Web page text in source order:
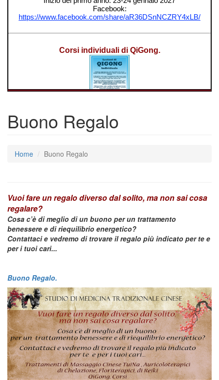
Buono Regalo
Home Buono Regalo
Vuoi fare un regalo diverso dal solito, ma non sai cosa
regalare?
Cosa c’è di meglio di un buono per un trattamento
benessere e di riequilibrio energetico?
Contattaci e vedremo di trovare il regalo più indicato per te e
per i tuoi cari...
Buono Regalo.